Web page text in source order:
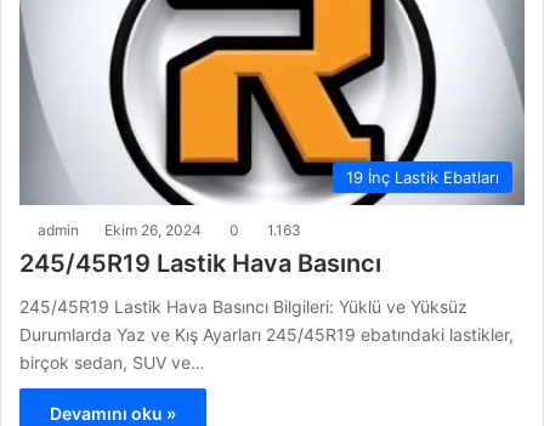
19 İnç Lastik Ebatları
admin Ekim 26, 2024 0 1.163
245/45R19 Lastik Hava Basıncı
245/45R19 Lastik Hava Basıncı Bilgileri: Yüklü ve Yüksüz
Durumlarda Yaz ve Kış Ayarları 245/45R19 ebatındaki lastikler,
birçok sedan, SUV ve…
Devamını oku »